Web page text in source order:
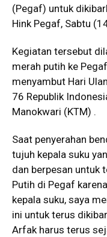
(Pegaf) untuk
Hink Pegaf, Sabtu
Kegiatan tersebut
merah putih ke
menyambut Hari
76 Republik
Manokwari (KTM) .
Saat penyerahan
tujuh kepala suku
dan berpesan untuk
Putih di Pegaf
kepala suku, saya
ini untuk terus
Arfak harus terus